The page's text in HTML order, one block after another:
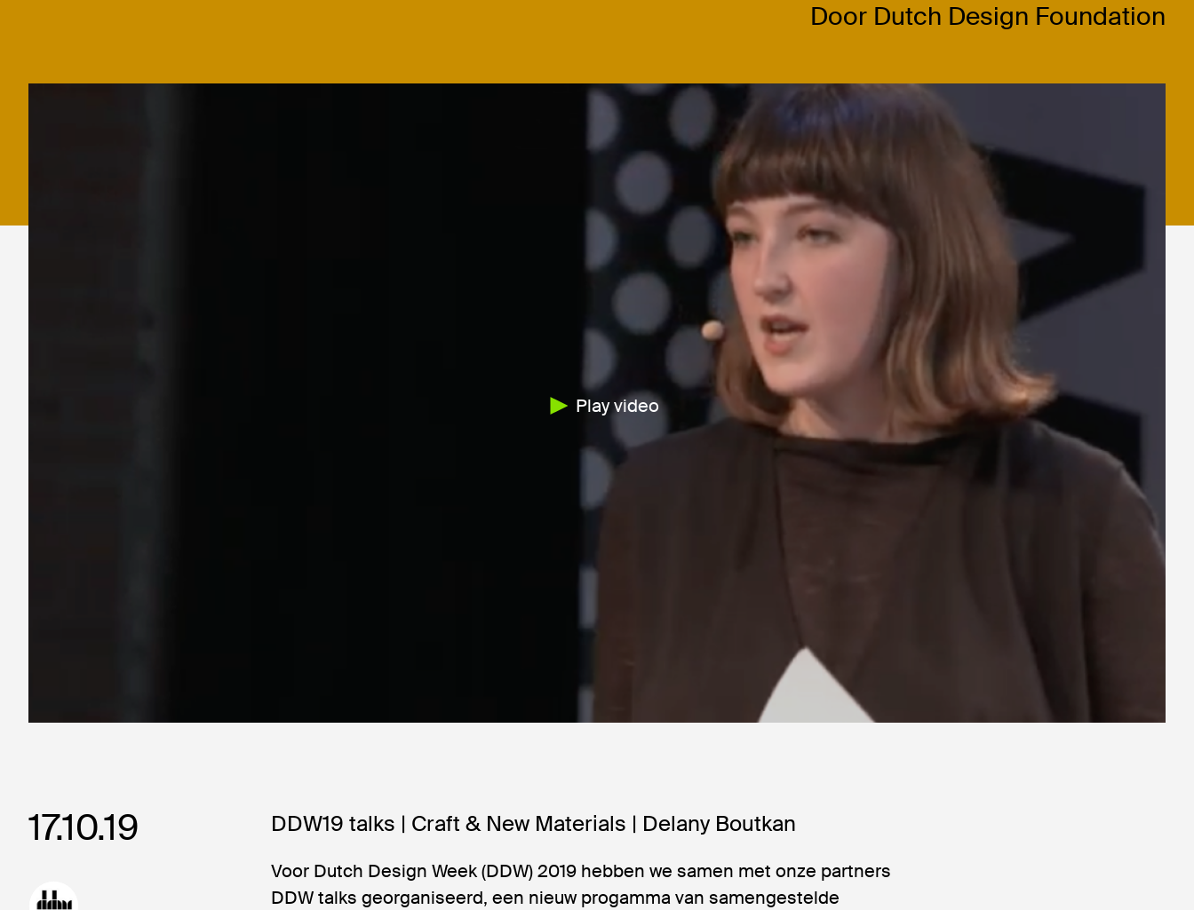
Door Dutch Design Foundation
Play video
17.10.19 DDW19 talks | Craft & New Materials | Delany Boutkan
Voor Dutch Design Week (DDW) 2019 hebben we samen met onze partners
DDW talks georganiseerd, een nieuw progamma van samengestelde